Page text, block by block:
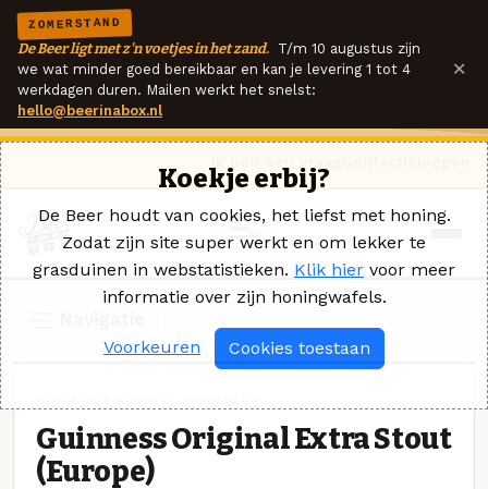
ZOMERSTAND
De Beer ligt met z'n voetjes in het zand. T/m 10 augustus zijn
we wat minder goed bereikbaar en kan je levering 1 tot 4
werkdagen duren. Mailen werkt het snelst:
hello@beerinabox.nl
×
Guinness Original Extra Stout
(Europe)
Koekje erbij?
De Beer houdt van cookies, het liefst met honing.
Zodat zijn site super werkt en om lekker te
grasduinen in webstatistieken. Klik hier voor meer
informatie over zijn honingwafels.
Voorkeuren Cookies toestaan